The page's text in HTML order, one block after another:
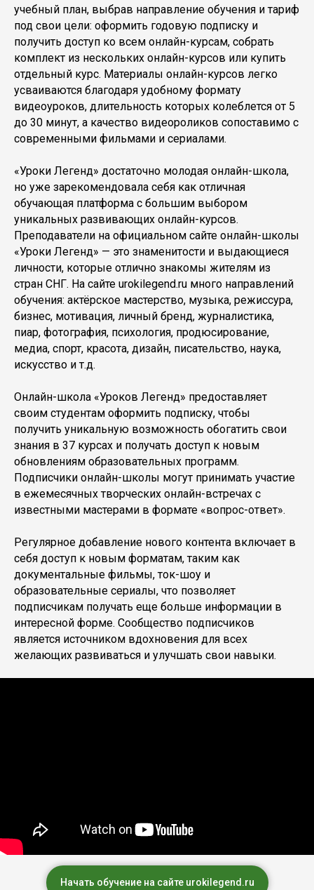
учебный план, выбрав направление обучения и тариф
под свои цели: оформить годовую подписку и
получить доступ ко всем онлайн-курсам, собрать
комплект из нескольких онлайн-курсов или купить
отдельный курс. Материалы онлайн-курсов легко
усваиваются благодаря удобному формату
видеоуроков, длительность которых колеблется от 5
до 30 минут, а качество видеороликов сопоставимо с
современными фильмами и сериалами.
«Уроки Легенд» достаточно молодая онлайн-школа,
но уже зарекомендовала себя как отличная
обучающая платформа с большим выбором
уникальных развивающих онлайн-курсов.
Преподаватели на официальном сайте онлайн-школы
«Уроки Легенд» — это знаменитости и выдающиеся
личности, которые отлично знакомы жителям из
стран СНГ. На сайте urokilegend.ru много направлений
обучения: актёрское мастерство, музыка, режиссура,
бизнес, мотивация, личный бренд, журналистика,
пиар, фотография, психология, продюсирование,
медиа, спорт, красота, дизайн, писательство, наука,
искусство и т.д.
Онлайн-школа «Уроков Легенд» предоставляет
своим студентам оформить подписку, чтобы
получить уникальную возможность обогатить свои
знания в 37 курсах и получать доступ к новым
обновлениям образовательных программ.
Подписчики онлайн-школы могут принимать участие
в ежемесячных творческих онлайн-встречах с
известными мастерами в формате «вопрос-ответ».
Регулярное добавление нового контента включает в
себя доступ к новым форматам, таким как
документальные фильмы, ток-шоу и
образовательные сериалы, что позволяет
подписчикам получать еще больше информации в
интересной форме. Сообщество подписчиков
является источником вдохновения для всех
желающих развиваться и улучшать свои навыки.
Начать обучение на сайте urokilegend.ru